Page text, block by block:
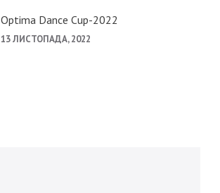
Optima Dance Cup-2022
13 ЛИСТОПАДА, 2022